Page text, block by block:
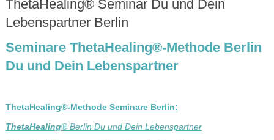
ThetaHealing® Seminar Du und Dein
Lebenspartner Berlin
Seminare ThetaHealing®-Methode Berlin
Du und Dein Lebenspartner
ThetaHealing®-Methode Seminare Berlin:
ThetaHealing®Berlin Du und Dein Lebenspartner